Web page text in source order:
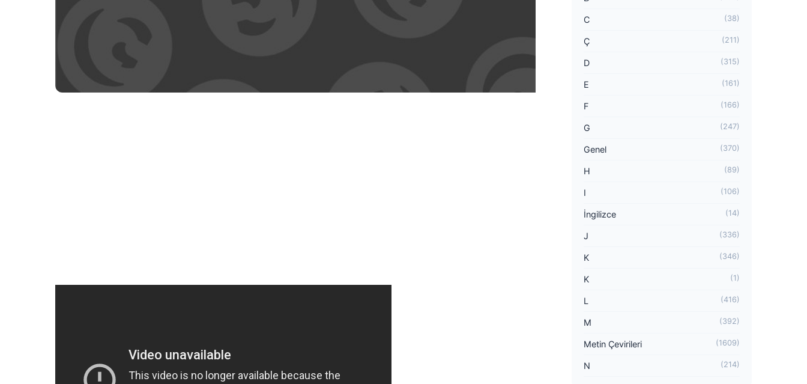
C (38)
Ç (211)
D (315)
E (161)
F (166)
G (247)
Genel (370)
H (89)
I (106)
İngilizce (14)
J (336)
K (346)
K (1)
L (416)
M (392)
Metin Çevirileri (1609)
N (214)